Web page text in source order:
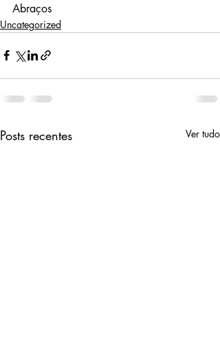
Abraços
Uncategorized
Posts recentes Ver tudo